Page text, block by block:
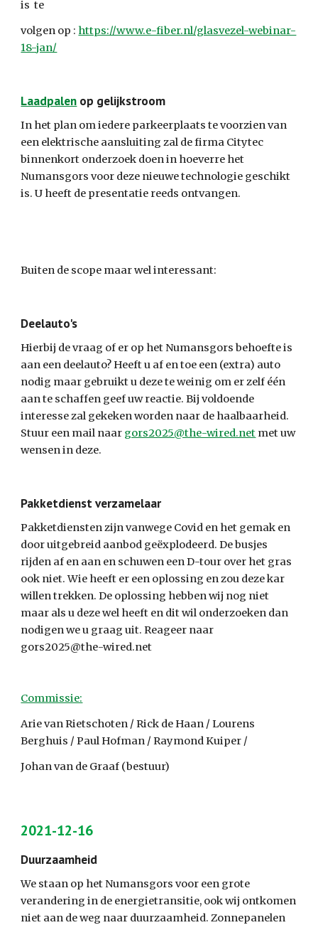
is  te
volgen op : https://www.e-fiber.nl/glasvezel-webinar-
18-jan/
Laadpalen op gelijkstroom
In het plan om iedere parkeerplaats te voorzien van
een elektrische aansluiting zal de firma Citytec
binnenkort onderzoek doen in hoeverre het
Numansgors voor deze nieuwe technologie geschikt
is. U heeft de presentatie reeds ontvangen.
Buiten de scope maar wel interessant:
Deelauto's
Hierbij de vraag of er op het Numansgors behoefte is
aan een deelauto? Heeft u af en toe een (extra) auto
nodig maar gebruikt u deze te weinig om er zelf één
aan te schaffen geef uw reactie. Bij voldoende
interesse zal gekeken worden naar de haalbaarheid.
Stuur een mail naar gors2025@the-wired.net met uw
wensen in deze.
Pakketdienst verzamelaar
Pakketdiensten zijn vanwege Covid en het gemak en
door uitgebreid aanbod geëxplodeerd. De busjes
rijden af en aan en schuwen een D-tour over het gras
ook niet. Wie heeft er een oplossing en zou deze kar
willen trekken. De oplossing hebben wij nog niet
maar als u deze wel heeft en dit wil onderzoeken dan
nodigen we u graag uit. Reageer naar
gors2025@the-wired.net
Commissie:
Arie van Rietschoten / Rick de Haan / Lourens
Berghuis / Paul Hofman / Raymond Kuiper /
Johan van de Graaf (bestuur)
2021-12-16
Duurzaamheid
We staan op het Numansgors voor een grote
verandering in de energietransitie, ook wij ontkomen
niet aan de weg naar duurzaamheid. Zonnepanelen